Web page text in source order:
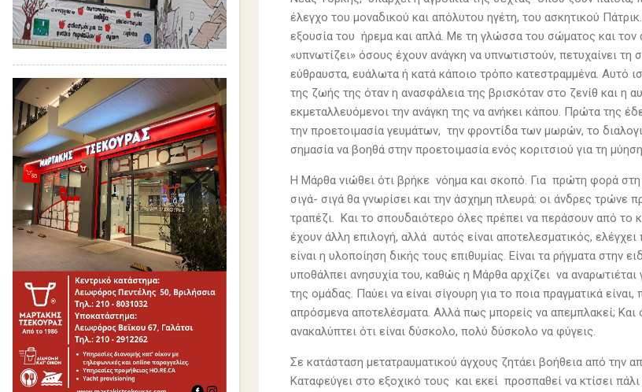
έλεγχο του μοναδικού και απόλυτου ηγέτη, του ασκητικού
εξουσία του ήρεμα και απλά. Με τη γλώσσα του σώματος και
«υπνωτίζει» όσους έχουν ανάγκη να υπνωτιστούν, πετυχαίνει
εύθραυστα, ευάλωτα ή κατά κάποιο τρόπο κατεστραμμένα. Αυτό
της ζωής της όταν η ανασφάλεια της βρισκόταν στο ζενίθ και η
εκμεταλλευόμενοι την ανάγκη της να ανήκει κάπου. Πρώτα της
την προετοιμασία γευμάτων, την φροντίδα των μωρών, το
σημασία να βοηθά στην προετοιμασία ενός κοριτσιού για τη
Η Μάρθα νιώθει ότι βρήκε νόημα και σκοπό. Για πρώτη φορά στη
σιγά- σιγά θα γνωρίσει και την άσχημη πλευρά: οι άνδρες τρώνε
τραπέζι. Και το σπουδαιότερο όλες πρέπει να περάσουν από το
έχουν άλλη επιλογή, αλλά αυτός είναι αποτελεσματικός,
είναι η υλοποίηση δικής τους επιθυμίας. Είναι τα ρήγματα στην
υποθάλπει ανησυχία του, καθώς η Μάρθα αρχίζει να αναρωτιέται
της ομάδας. Παύει να είναι σίγουρη για το ποια πραγματικά
απρόσμενα αποτελέσματα. Αλλά πως μπορείς να απεμπλακεί;
ανακαλύπτει ότι είναι δύσκολο, πολύ δύσκολο να φύγεις.
Σε κατάσταση μετατραυματικού άγχους ζητάει βοήθεια από την
Καταφεύγει στο εξοχικό τους και εκεί προσπαθεί να κτίσει